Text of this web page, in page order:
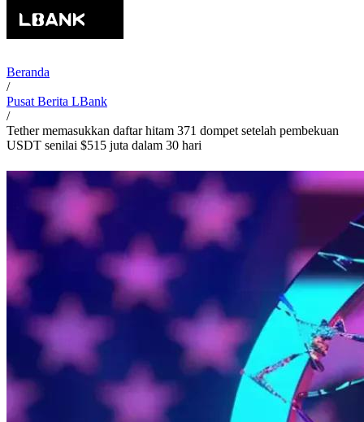
Beranda
/
Pusat Berita LBank
/
Tether memasukkan daftar hitam 371 dompet setelah pembekuan
USDT senilai $515 juta dalam 30 hari